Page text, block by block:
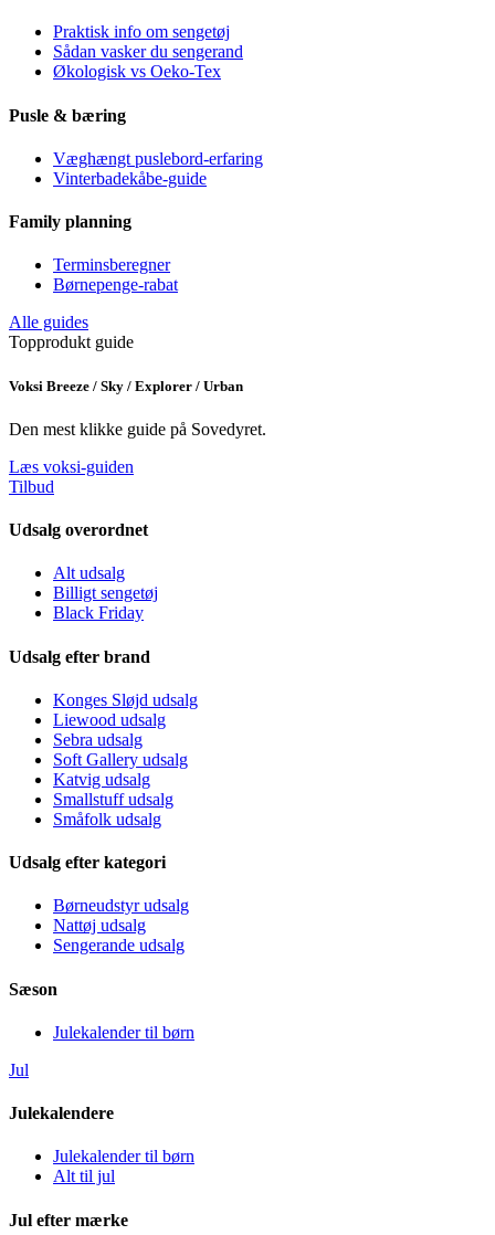
Praktisk info om sengetøj
Sådan vasker du sengerand
Økologisk vs Oeko-Tex
Pusle & bæring
Væghængt puslebord-erfaring
Vinterbadekåbe-guide
Family planning
Terminsberegner
Børnepenge-rabat
Alle guides
Topprodukt guide
Voksi Breeze / Sky / Explorer / Urban
Den mest klikke guide på Sovedyret.
Læs voksi-guiden
Tilbud
Udsalg overordnet
Alt udsalg
Billigt sengetøj
Black Friday
Udsalg efter brand
Konges Sløjd udsalg
Liewood udsalg
Sebra udsalg
Soft Gallery udsalg
Katvig udsalg
Smallstuff udsalg
Småfolk udsalg
Udsalg efter kategori
Børneudstyr udsalg
Nattøj udsalg
Sengerande udsalg
Sæson
Julekalender til børn
Jul
Julekalendere
Julekalender til børn
Alt til jul
Jul efter mærke